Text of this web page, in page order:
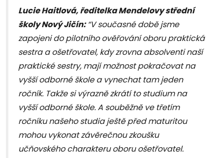
Lucie Haitlová, ředitelka Mendelovy střední
školy Nový Jičín:“V současné době jsme
zapojeni do pilotního ověřování oboru praktická
sestra a ošetřovatel, kdy zrovna absolventi naší
praktické sestry, mají možnost pokračovat na
vyšší odborné škole a vynechat tam jeden
ročník. Takže si výrazně zkrátí to studium na
vyšší odborné škole. A souběžně ve třetím
ročníku našeho studia ještě před maturitou
mohou vykonat závěrečnou zkoušku
učňovského charakteru oboru ošetřovatel.